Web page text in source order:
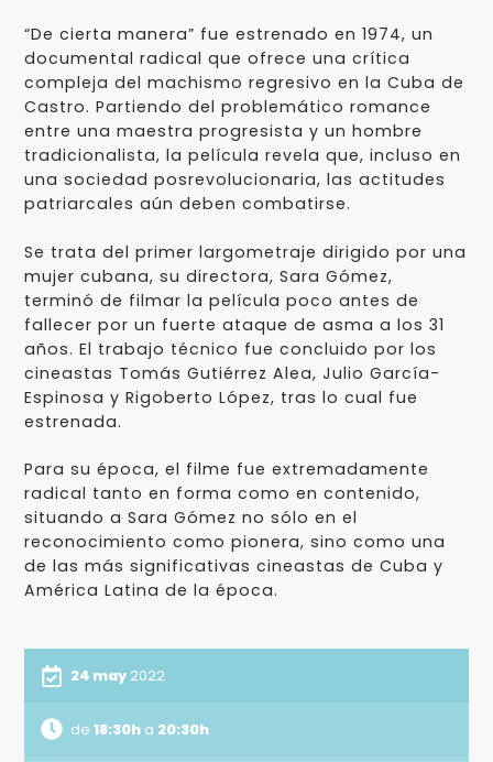
“De cierta manera” fue estrenado en 1974, un
documental radical que ofrece una crítica
compleja del machismo regresivo en la Cuba de
Castro. Partiendo del problemático romance
entre una maestra progresista y un hombre
tradicionalista, la película revela que, incluso en
una sociedad posrevolucionaria, las actitudes
patriarcales aún deben combatirse.
Se trata del primer largometraje dirigido por una
mujer cubana, su directora, Sara Gómez,
terminó de filmar la película poco antes de
fallecer por un fuerte ataque de asma a los 31
años. El trabajo técnico fue concluido por los
cineastas Tomás Gutiérrez Alea, Julio García-
Espinosa y Rigoberto López, tras lo cual fue
estrenada.
Para su época, el filme fue extremadamente
radical tanto en forma como en contenido,
situando a Sara Gómez no sólo en el
reconocimiento como pionera, sino como una
de las más significativas cineastas de Cuba y
América Latina de la época.
24 may2022
de 18:30ha 20:30h